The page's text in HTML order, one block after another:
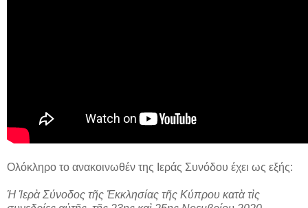
Ολόκληρο το ανακοινωθέν της Ιεράς Συνόδου έχει ως εξής:
Ἡ Ἱερὰ Σύνοδος τῆς Ἐκκλησίας τῆς Κύπρου κατὰ τὶς